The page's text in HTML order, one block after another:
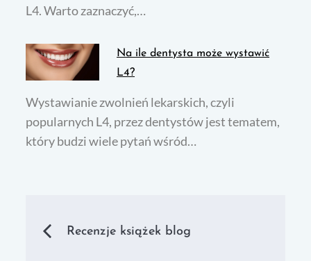
L4. Warto zaznaczyć,…
Na ile dentysta może wystawić
L4?
Wystawianie zwolnień lekarskich, czyli
popularnych L4, przez dentystów jest tematem,
który budzi wiele pytań wśród…
Nawigacja
Recenzje książek blog